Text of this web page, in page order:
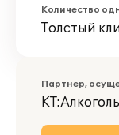
Количество
Толстый
Партнер,
КТ:Алкоголь